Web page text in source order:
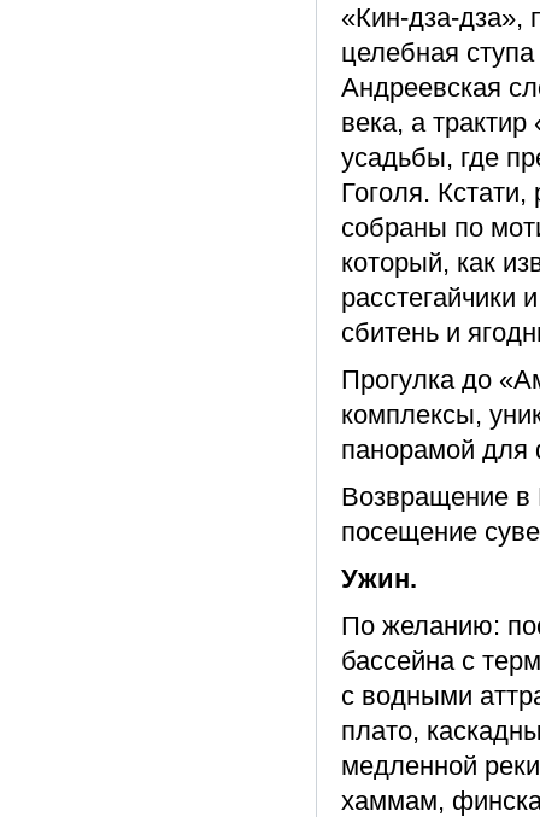
«Кин-дза-дза»,
целебная
Андреевская
века, а трактир
усадьбы, где
Гоголя.
собраны по
который, как
расстегайчики
сбитень и
Прогулка до
комплексы,
панорамой для
Возвращение в
посещение
Ужин.
По желанию:
бассейна с
с водными
плато,
медленной
хаммам,